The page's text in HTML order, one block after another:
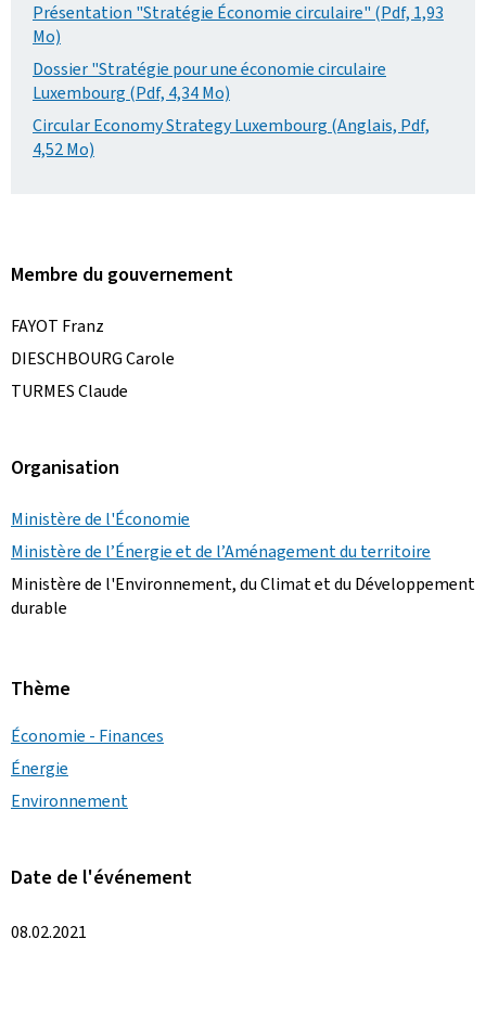
Présentation "Stratégie Économie circulaire" (Pdf, 1,93
Mo)
Dossier "Stratégie pour une économie circulaire
Luxembourg (Pdf, 4,34 Mo)
Circular Economy Strategy Luxembourg (Anglais, Pdf,
4,52 Mo)
Membre du gouvernement
FAYOT Franz
DIESCHBOURG Carole
TURMES Claude
Organisation
Ministère de l'Économie
Ministère de l’Énergie et de l’Aménagement du territoire
Ministère de l'Environnement, du Climat et du Développement
durable
Thème
Économie - Finances
Énergie
Environnement
Date de l'événement
08.02.2021